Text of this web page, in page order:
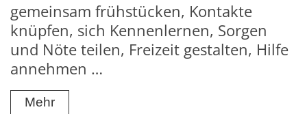
gemeinsam frühstücken, Kontakte
knüpfen, sich Kennenlernen, Sorgen
und Nöte teilen, Freizeit gestalten, Hilfe
annehmen …
Mehr